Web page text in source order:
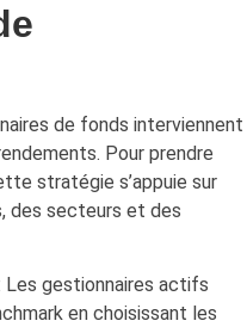
de fonds interviennent
Pour prendre
stratégie s’appuie sur
des secteurs et des
Les gestionnaires actifs
en choisissant les